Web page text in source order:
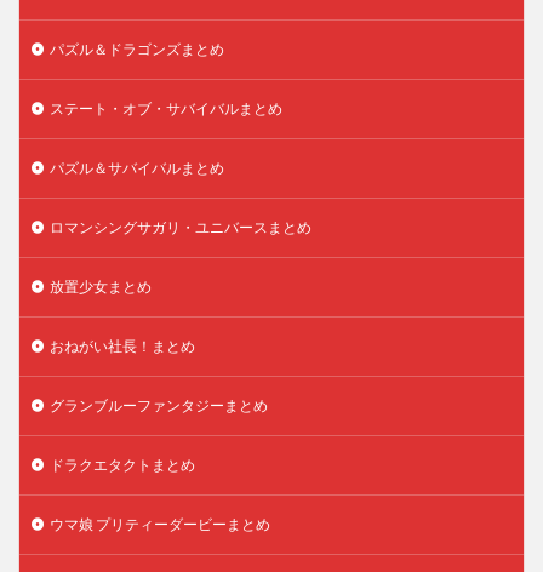
パズル＆ドラゴンズまとめ
ステート・オブ・サバイバルまとめ
パズル＆サバイバルまとめ
ロマンシングサガリ・ユニバースまとめ
放置少女まとめ
おねがい社長！まとめ
グランブルーファンタジーまとめ
ドラクエタクトまとめ
ウマ娘 プリティーダービーまとめ